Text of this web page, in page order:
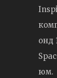
онд
юм.